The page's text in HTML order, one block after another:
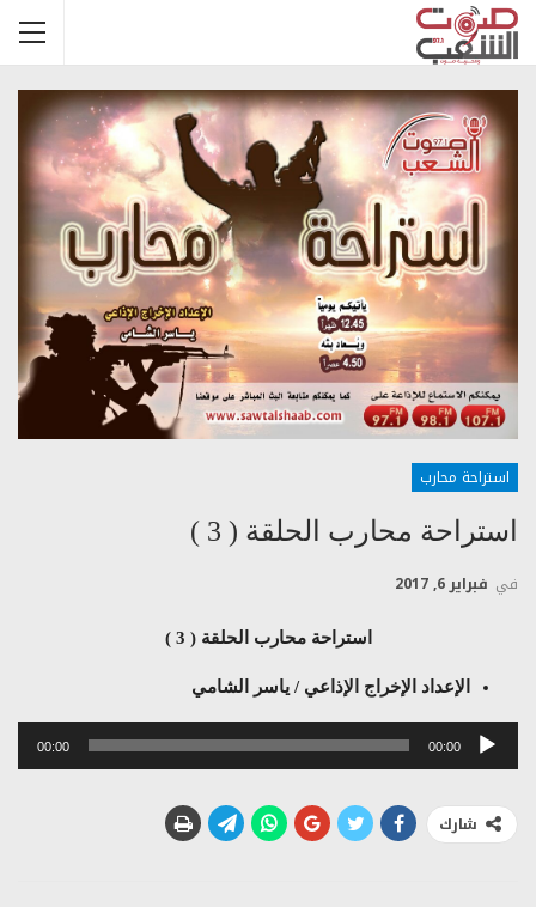
استراحة محارب
استراحة محارب الحلقة ( 3 )
في فبراير 6, 2017
استراحة محارب الحلقة ( 3 )
الإعداد الإخراج الإذاعي / ياسر الشامي
مشغل
00:00
00:00
شارك